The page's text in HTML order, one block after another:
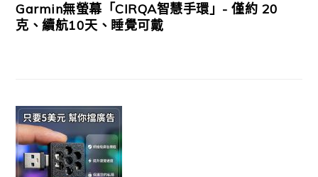
Garmin無螢幕「CIRQA智慧手環」- 僅約 20
克、續航10天、睡覺可戴